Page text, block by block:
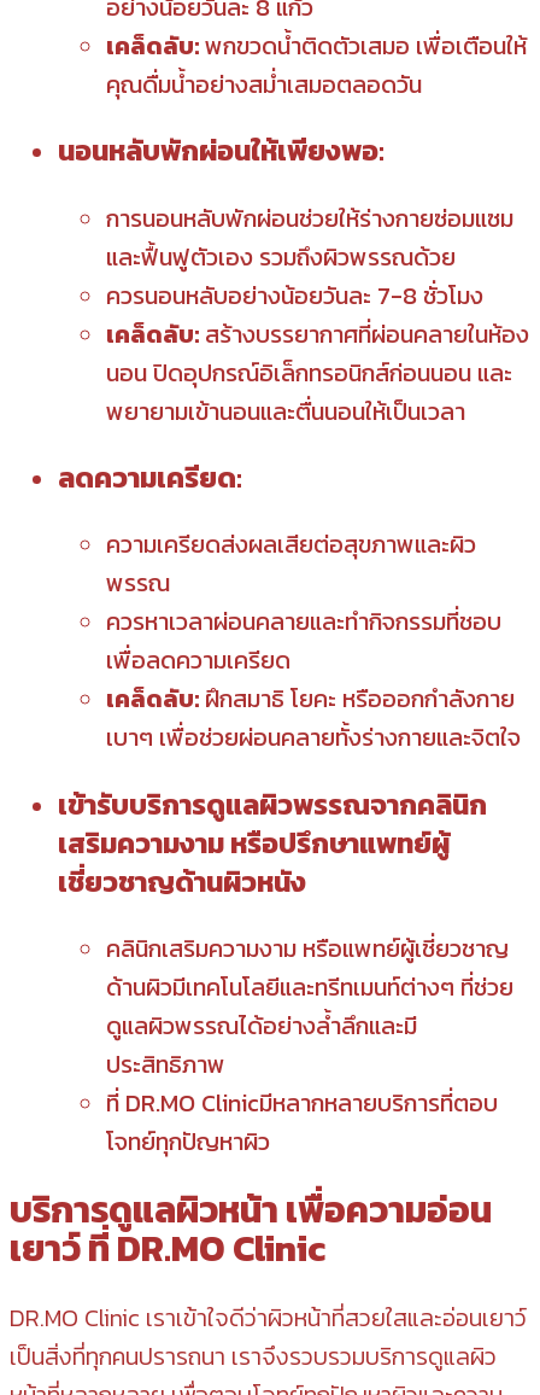
เคล็ดลับ:พกขวดน้ำติดตัวเสมอ เพื่อเตือนให้
คุณดื่มน้ำอย่างสม่ำเสมอตลอดวัน
นอนหลับพักผ่อนให้เพียงพอ:
การนอนหลับพักผ่อนช่วยให้ร่างกายซ่อมแซม
และฟื้นฟูตัวเอง รวมถึงผิวพรรณด้วย
ควรนอนหลับอย่างน้อยวันละ 7-8 ชั่วโมง
เคล็ดลับ: สร้างบรรยากาศที่ผ่อนคลายในห้อง
นอน ปิดอุปกรณ์อิเล็กทรอนิกส์ก่อนนอน และ
พยายามเข้านอนและตื่นนอนให้เป็นเวลา
ลดความเครียด:
ความเครียดส่งผลเสียต่อสุขภาพและผิว
พรรณ
ควรหาเวลาผ่อนคลายและทำกิจกรรมที่ชอบ
เพื่อลดความเครียด
เคล็ดลับ: ฝึกสมาธิ โยคะ หรือออกกำลังกาย
เบาๆ เพื่อช่วยผ่อนคลายทั้งร่างกายและจิตใจ
เข้ารับบริการดูแลผิวพรรณจากคลินิก
เสริมความงาม หรือปรึกษาแพทย์ผู้
เชี่ยวชาญด้านผิวหนัง
คลินิกเสริมความงาม หรือแพทย์ผู้เชี่ยวชาญ
ด้านผิวมีเทคโนโลยีและทรีทเมนท์ต่างๆ ที่ช่วย
ดูแลผิวพรรณได้อย่างล้ำลึกและมี
ประสิทธิภาพ
ที่ DR.MO Clinicมีหลากหลายบริการที่ตอบ
โจทย์ทุกปัญหาผิว
บริการดูแลผิวหน้า เพื่อความอ่อน
เยาว์ ที่ DR.MO Clinic
DR.MO Clinic เราเข้าใจดีว่าผิวหน้าที่สวยใสและอ่อนเยาว์
เป็นสิ่งที่ทุกคนปรารถนา เราจึงรวบรวมบริการดูแลผิว